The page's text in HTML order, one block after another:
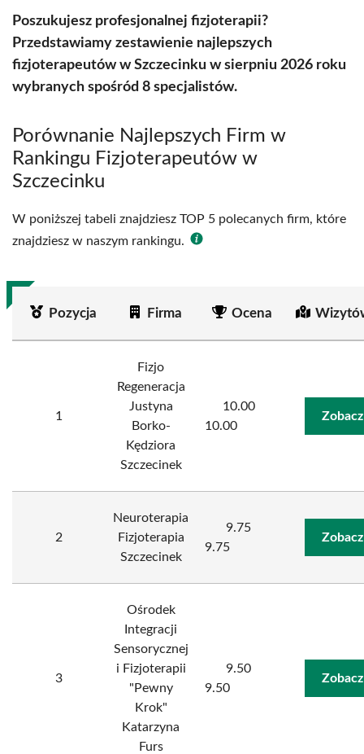
Poszukujesz profesjonalnej fizjoterapii?
Przedstawiamy zestawienie najlepszych
fizjoterapeutów w Szczecinku w sierpniu 2026 roku
wybranych spośród 8 specjalistów.
Porównanie Najlepszych Firm w
Rankingu Fizjoterapeutów w
Szczecinku
W poniższej tabeli znajdziesz TOP 5 polecanych firm, które
znajdziesz w naszym rankingu.
Pozycja Firma Ocena
1
Fizjo
Regeneracja
Justyna
Borko-
Kędziora
Szczecinek
10.00
10.00
2
Neuroterapia
Fizjoterapia
Szczecinek
9.75
9.75
3
Ośrodek
Integracji
Sensorycznej
i Fizjoterapii
"Pewny
Krok"
Katarzyna
Furs
9.50
9.50